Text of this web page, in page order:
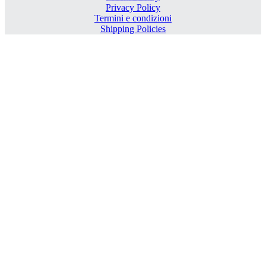
Privacy Policy
Termini e condizioni
Shipping Policies